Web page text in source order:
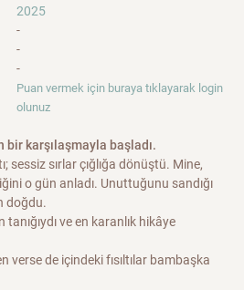
2025
-
-
-
Puan vermek için buraya tıklayarak login
olunuz
bir karşılaşmayla başladı.
sessiz sırlar çığlığa dönüştü. Mine,
o gün anladı. Unuttuğunu sandığı
doğdu.
ve en karanlık hikâye
verse de içindeki fısıltılar bambaşka